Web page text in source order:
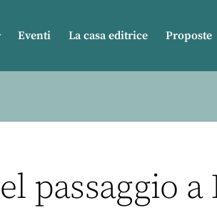
Eventi La casa editrice Proposte
passaggio a